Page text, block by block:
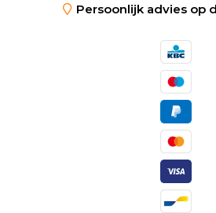
Persoonlijk advies op